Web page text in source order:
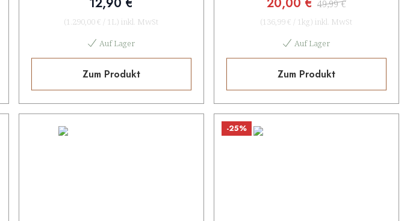
(1.290,00 € / 1L) inkl. MwSt
Auf Lager
Zum Produkt
49,99 €
(136,99 € / 1kg) inkl. MwSt
Auf Lager
Zum Produkt
-25%